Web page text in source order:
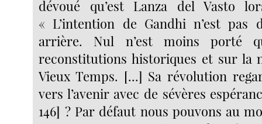
dévoué qu’est Lanza del Vasto
« L’intention de Gandhi n’est pas
arrière. Nul n’est moins porté
reconstitutions historiques et sur la
Vieux Temps. [...] Sa révolution
vers l’avenir avec de sévères
146] ? Par défaut nous pouvons au